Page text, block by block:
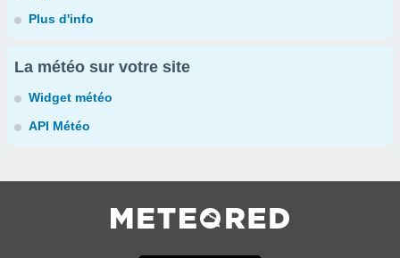
Plus d'info
La météo sur votre site
Widget météo
API Météo